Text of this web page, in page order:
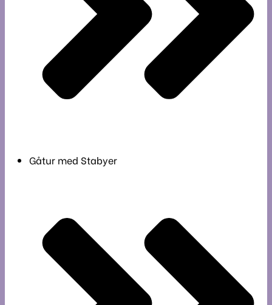
Gåtur med Stabyer